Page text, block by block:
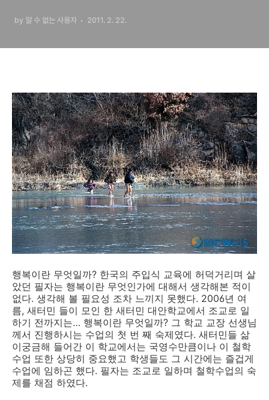
by 알 수 없는 사용자 2011. 2. 22.
행복이란 무엇일까? 한국의 주입식 교육에 허덕거리며 살
았던 필자는 행복이란 무엇인가에 대해서 생각해본 적이
없다. 생각해 볼 필요성 조차 느끼지 못했다. 2006년 여
름, 새터민 들이 모인 한 새터민 대안학교에서 조교로 일
하기 전까지는… 행복이란 무엇일까? 그 학교 교장 선생님
께서 진행하시는 수업의 첫 번 째 숙제였다. 새터민들 삶
이궁금해 들어간 이 학교에서는 국영수만큼이나 이 철학
수업 또한 상당히 중요했고 학생들도 그 시간에는 즐겁게
수업에 임하곤 했다. 필자는 조교로 일하며 철학수업의 숙
제를 채점 하였다.